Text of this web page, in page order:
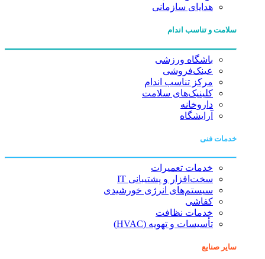
هدایای سازمانی
سلامت و تناسب اندام
باشگاه ورزشی
عینک‌فروشی
مرکز تناسب اندام
کلینیک‌های سلامت
داروخانه
آرایشگاه
خدمات فنی
خدمات تعمیرات
سخت‌افزار و پشتیبانی IT
سیستم‌های انرژی خورشیدی
کفاشی
خدمات نظافت
تأسیسات و تهویه (HVAC)
سایر صنایع